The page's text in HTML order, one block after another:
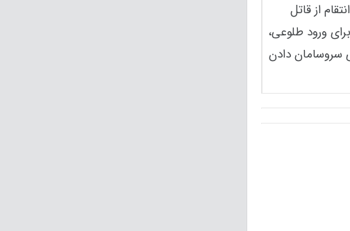
از قاتل
ورود طلوعی،
سروسامان دادن